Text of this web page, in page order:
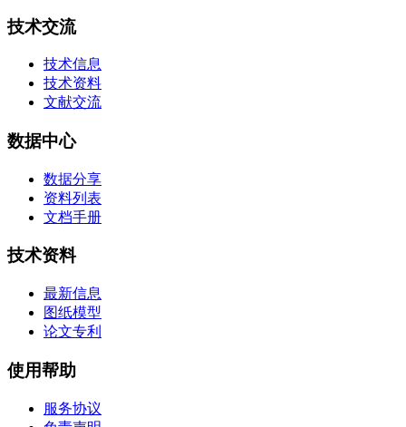
技术交流
技术信息
技术资料
文献交流
数据中心
数据分享
资料列表
文档手册
技术资料
最新信息
图纸模型
论文专利
使用帮助
服务协议